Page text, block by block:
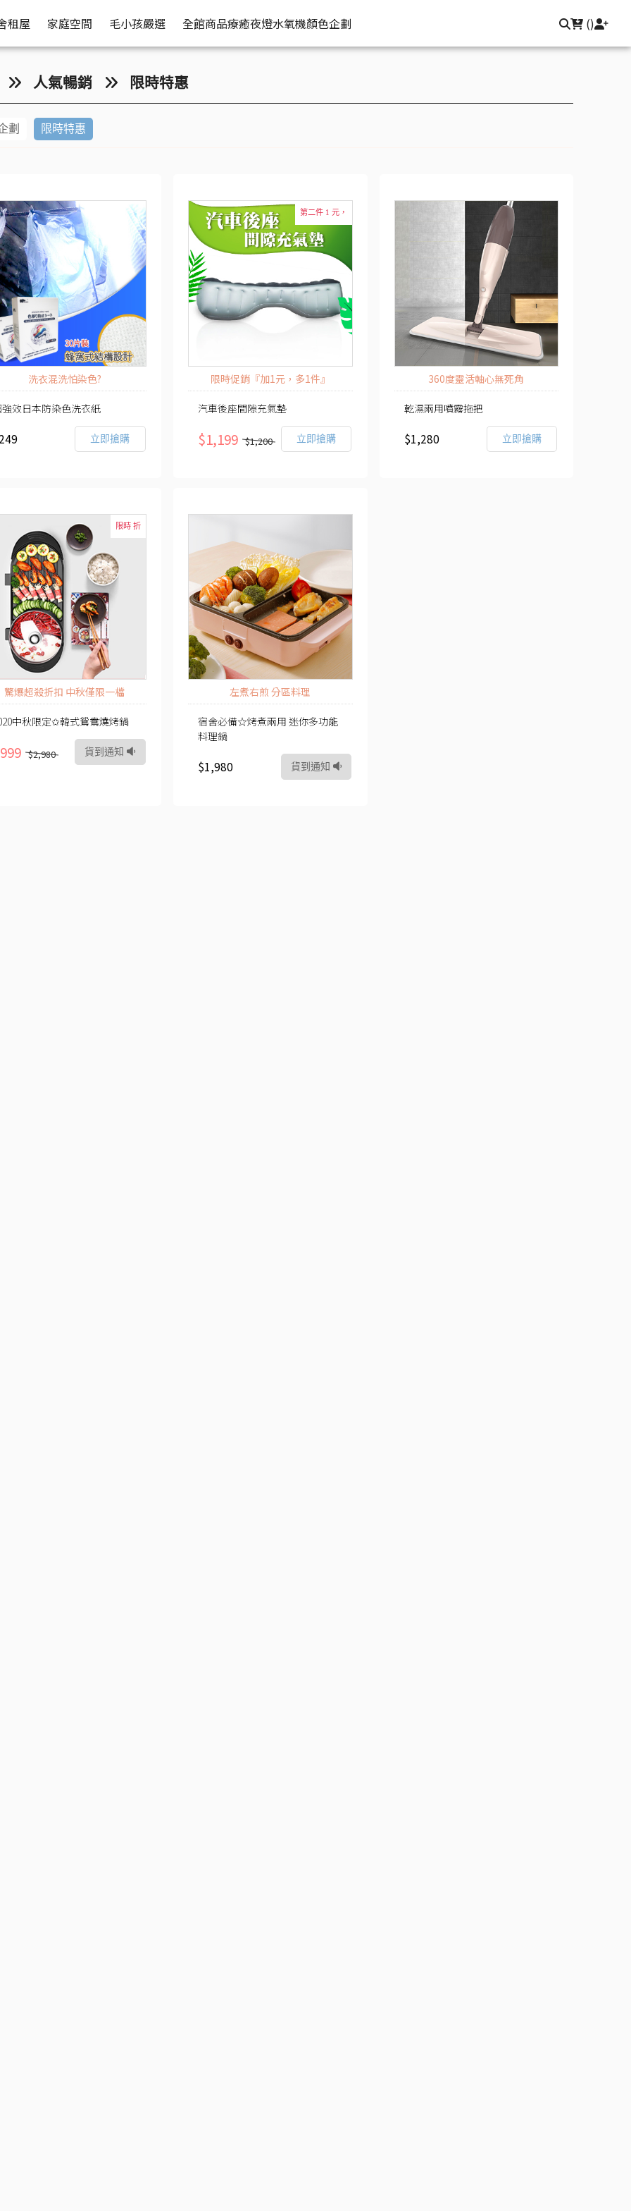
租屋 家庭空間 毛小孩嚴選 全館商品療癒夜燈水氧機顏色企劃 ()
人氣暢銷 限時特惠
劃 限時特惠
洗衣混洗怕染色?
效日本防染色洗衣紙
立即搶購
第二件 1 元，
限時促銷『加1元，多1件』
汽車後座間隙充氣墊
$1,199 $1,200 立即搶購
360度靈活軸心無死角
乾濕兩用噴霧拖把
$1,280 立即搶購
限時 折
驚爆超殺折扣 中秋僅限一檔
中秋限定✩韓式鴛鴦燒烤鍋
$2,980 貨到通知
左煮右煎 分區料理
宿舍必備☆烤煮兩用 迷你多功能
料理鍋
$1,980 貨到通知